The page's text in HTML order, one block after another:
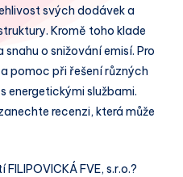
svých dodávek a
Kromě toho klade
o snižování emisí. Pro
pomoc při řešení různých
energetickými službami.
recenzi, která může
FVE, s.r.o.?